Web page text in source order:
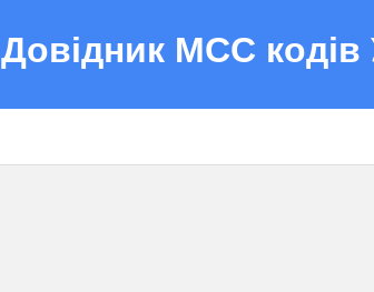
Довідник МСС кодів